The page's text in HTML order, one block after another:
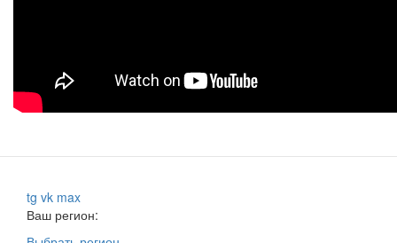
tg vk max
Ваш регион: